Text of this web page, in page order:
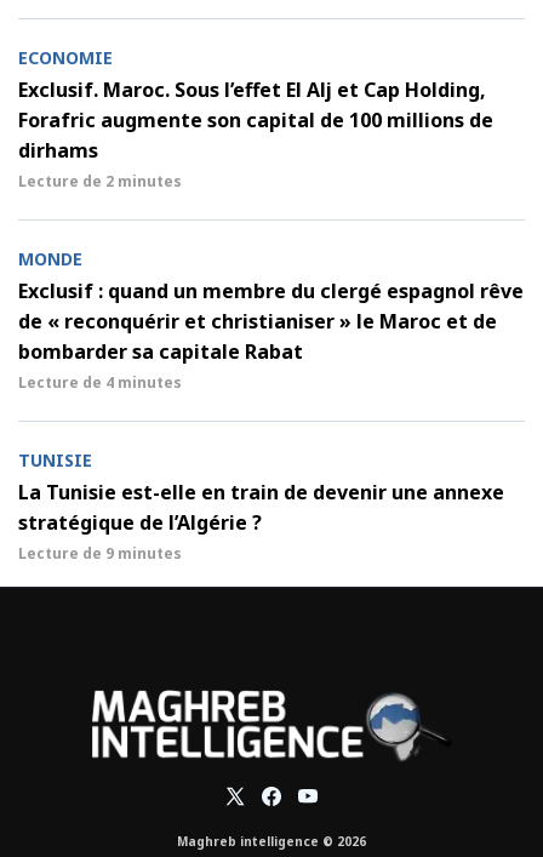
ECONOMIE
Exclusif. Maroc. Sous l’effet El Alj et Cap Holding,
Forafric augmente son capital de 100 millions de
dirhams
Lecture de 2 minutes
MONDE
Exclusif : quand un membre du clergé espagnol rêve
de « reconquérir et christianiser » le Maroc et de
bombarder sa capitale Rabat
Lecture de 4 minutes
TUNISIE
La Tunisie est-elle en train de devenir une annexe
stratégique de l’Algérie ?
Lecture de 9 minutes
Maghreb intelligence © 2026